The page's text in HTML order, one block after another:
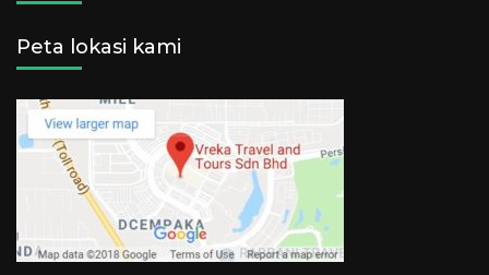
Peta lokasi kami